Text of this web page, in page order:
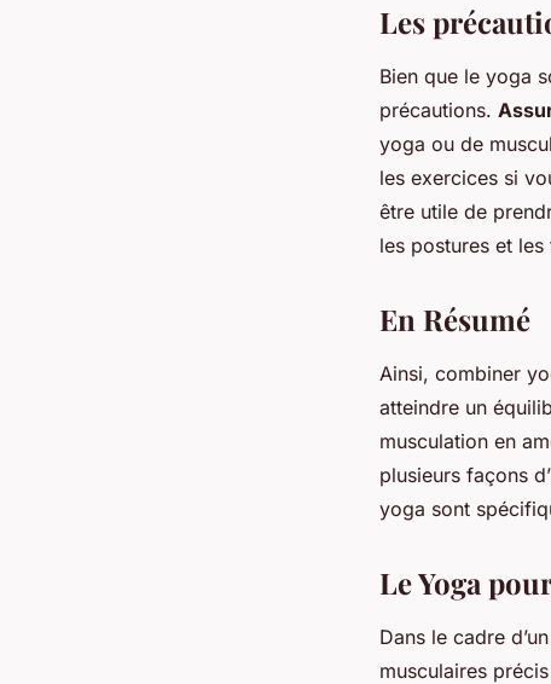
Les
Bien que le yoga
précautions.
yoga ou de
les exercices si
être utile de
les postures et
En Résumé
Ainsi, combiner
atteindre un
musculation en
plusieurs façons
yoga sont
Le Yoga
Dans le cadre
musculaires